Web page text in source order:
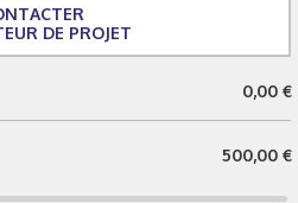
DE PROJET
0,00 €
500,00 €